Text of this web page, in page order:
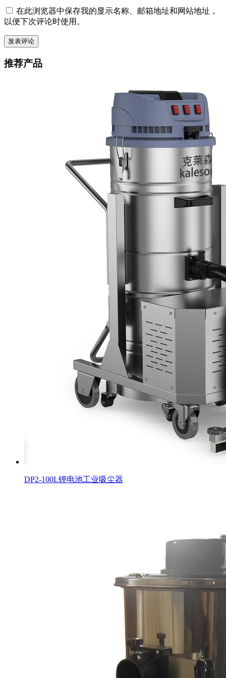
在此浏览器中保存我的显示名称、邮箱地址和网站地址，
以便下次评论时使用。
推荐产品
DP2-100L锂电池工业吸尘器